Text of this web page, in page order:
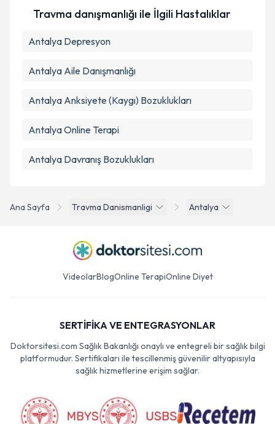
Ana Sayfa Travma Danismanligi Antalya
Travma danışmanlığı ile İlgili Hastalıklar
Antalya Depresyon
Antalya Aile Danışmanlığı
Antalya Anksiyete (Kaygı) Bozuklukları
Antalya Online Terapi
Antalya Davranış Bozuklukları
VideolarBlogOnline TerapiOnline Diyet
SERTİFİKA VE ENTEGRASYONLAR
Doktorsitesi.com Sağlık Bakanlığı onaylı ve entegreli bir sağlık bilgi
platformudur. Sertifikaları ile tescillenmiş güvenilir altyapısıyla
sağlık hizmetlerine erişim sağlar.